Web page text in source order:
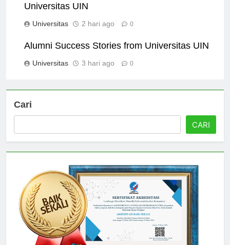
Universitas UIN
Universitas 2 hari ago 0
Alumni Success Stories from Universitas UIN
Universitas 3 hari ago 0
Cari
CARI